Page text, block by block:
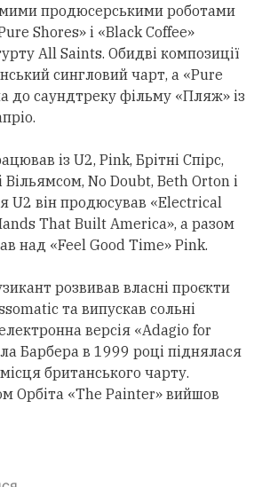
продюсерськими роботами
Shores» і «Black Coffee»
All Saints. Обидві композиції
сингловий чарт, а «Pure
до саундтреку фільму «Пляж» із
із U2, Pink, Брітні Спірс,
Вільямсом, No Doubt, Beth Orton і
U2 він продюсував «Electrical
That Built America», а разом
над «Feel Good Time» Pink.
розвивав власні проєкти
та випускав сольні
версія «Adagio for
Барбера в 1999 році піднялася
британського чарту.
Орбіта «The Painter» вийшов